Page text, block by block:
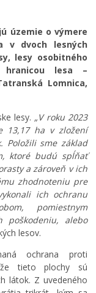
územie o výmere
v dvoch lesných
lesy osobitného
lesa –
Lomnica,
lesy. „V roku 2023
13,17 ha v zložení
Položili sme základ
ktoré budú spĺňať
a zároveň v ich
zhodnoteniu pre
ich ochranu
pomiestnym
poškodeniu, alebo
lesov.
ochrana proti
tieto plochy sú
látok. Z uvedeného